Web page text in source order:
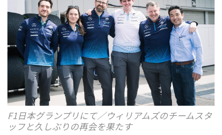
F1日本グランプリにて／ウィリアムズのチームスタ
ッフと久しぶりの再会を果たす